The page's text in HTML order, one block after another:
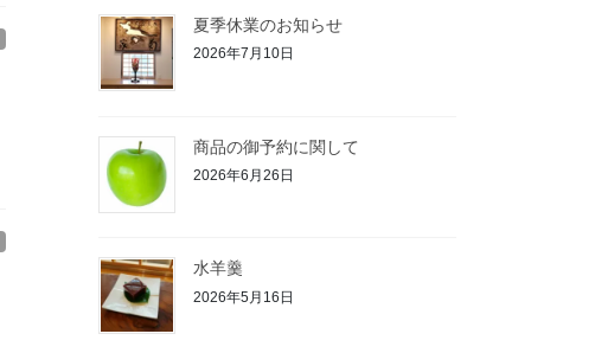
夏季休業のお知らせ
2026年7月10日
商品の御予約に関して
2026年6月26日
水羊羹
2026年5月16日